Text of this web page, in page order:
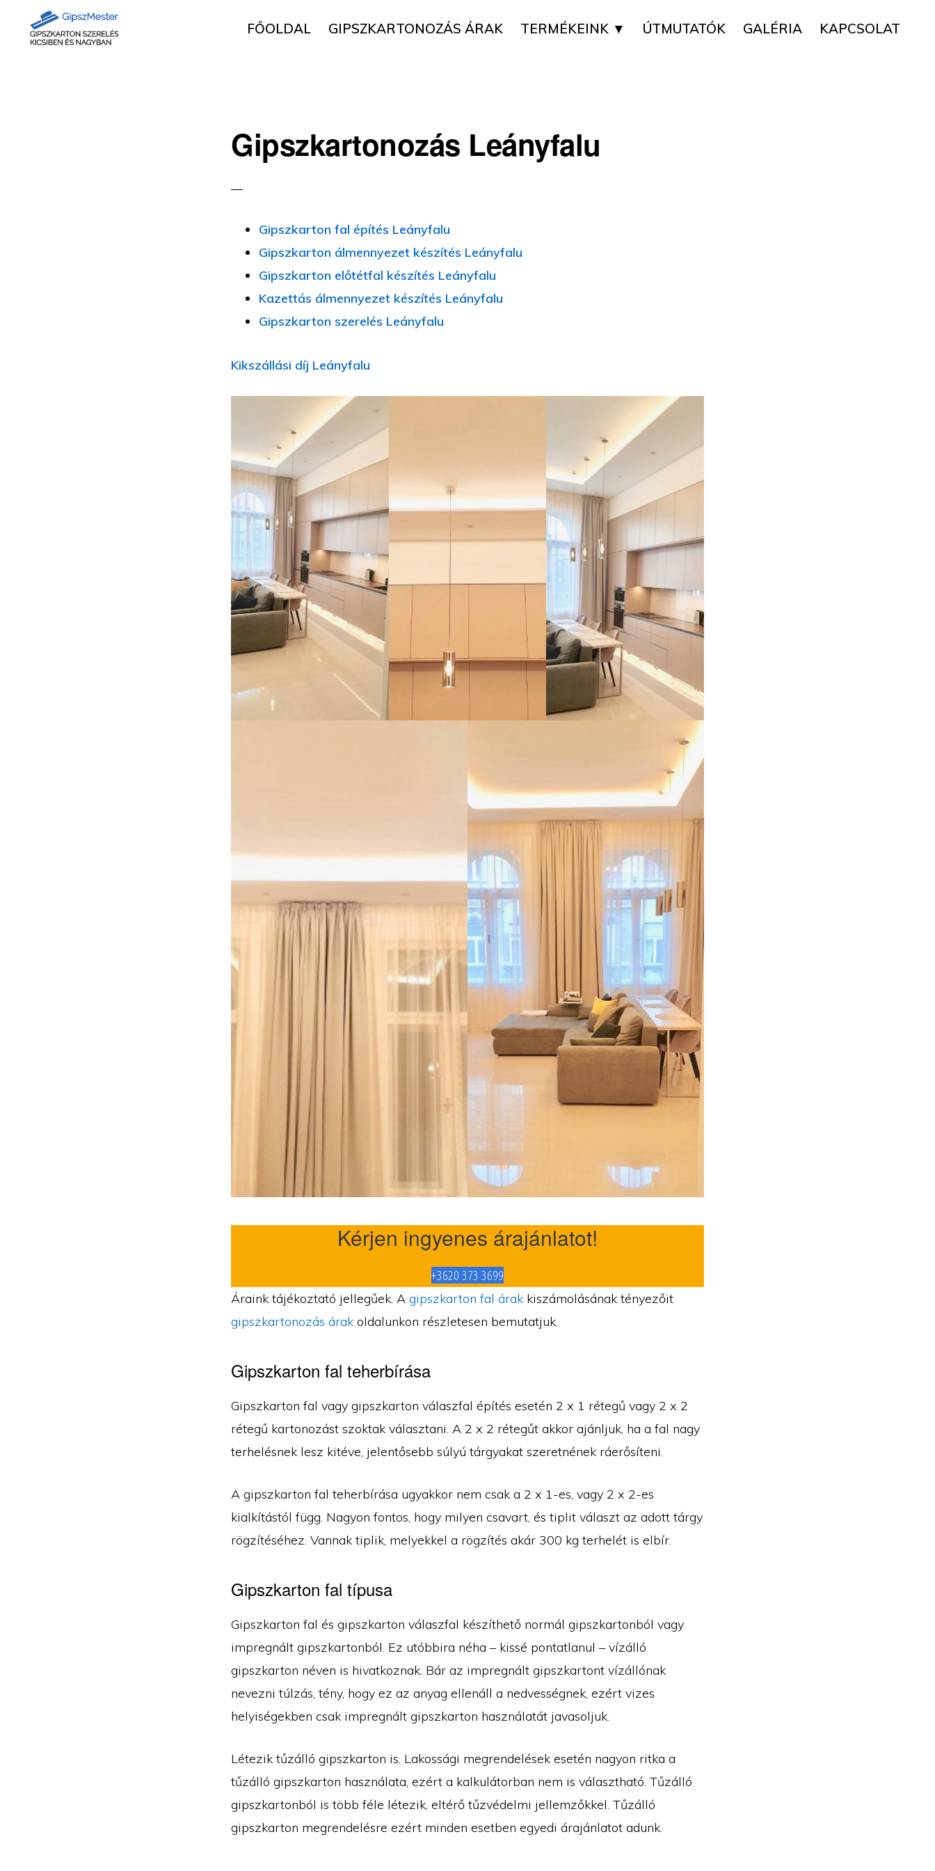
FŐOLDAL GIPSZKARTONOZÁS ÁRAK TERMÉKEINK ▼ ÚTMUTATÓK GALÉRIA KAPCSOLAT
Gipszkartonozás Leányfalu
Gipszkarton fal építés Leányfalu
Gipszkarton álmennyezet készítés Leányfalu
Gipszkarton előtétfal készítés Leányfalu
Kazettás álmennyezet készítés Leányfalu
Gipszkarton szerelés Leányfalu
Kikszállási díj Leányfalu
Kérjen ingyenes árajánlatot!
+3620 373 3699
Áraink tájékoztató jellegűek. A gipszkarton fal árak kiszámolásának tényezőit
gipszkartonozás árak oldalunkon részletesen bemutatjuk.
Gipszkarton fal teherbírása
Gipszkarton fal vagy gipszkarton válaszfal építés esetén 2 x 1 rétegű vagy 2 x 2
rétegű kartonozást szoktak választani. A 2 x 2 rétegűt akkor ajánljuk, ha a fal nagy
terhelésnek lesz kitéve, jelentősebb súlyú tárgyakat szeretnének ráerősíteni.
A gipszkarton fal teherbírása ugyakkor nem csak a 2 x 1-es, vagy 2 x 2-es
kialkítástól függ. Nagyon fontos, hogy milyen csavart, és tiplit választ az adott tárgy
rögzítéséhez. Vannak tiplik, melyekkel a rögzítés akár 300 kg terhelét is elbír.
Gipszkarton fal típusa
Gipszkarton fal és gipszkarton válaszfal készíthető normál gipszkartonból vagy
impregnált gipszkartonból. Ez utóbbira néha – kissé pontatlanul – vízálló
gipszkarton néven is hivatkoznak. Bár az impregnált gipszkartont vízállónak
nevezni túlzás, tény, hogy ez az anyag ellenáll a nedvességnek, ezért vizes
helyiségekben csak impregnált gipszkarton használatát javasoljuk.
Létezik tűzálló gipszkarton is. Lakossági megrendelések esetén nagyon ritka a
tűzálló gipszkarton használata, ezért a kalkulátorban nem is választható. Tűzálló
gipszkartonból is több féle létezik, eltérő tűzvédelmi jellemzőkkel. Tűzálló
gipszkarton megrendelésre ezért minden esetben egyedi árajánlatot adunk.